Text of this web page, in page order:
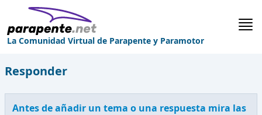
La Comunidad Virtual de Parapente y Paramotor
Responder
Antes de añadir un tema o una respuesta mira las